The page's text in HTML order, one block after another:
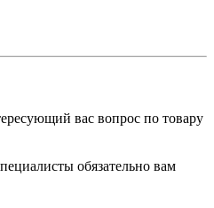
вас вопрос по товару
обязательно вам